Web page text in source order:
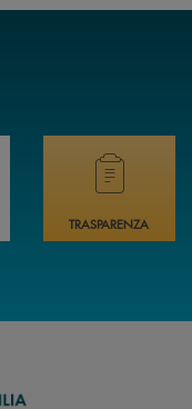
informazioni sulla
Hai bisogno di
TRASPARENZA